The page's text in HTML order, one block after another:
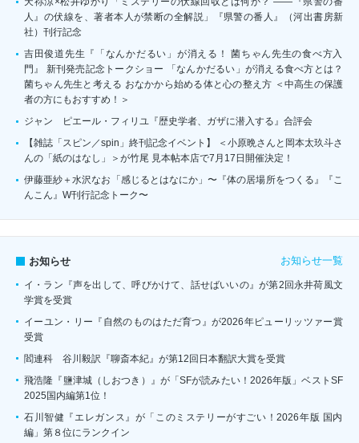
人』の伏線を、著者本人が禁断の全解説」『県警の番人』（河出書房新
社）刊行記念
吉田俊道先生『「なんかだるい」が消える！ 菌ちゃん先生の食べ方入
門』 新刊発売記念トークショー 「なんかだるい」が消える食べ方とは？
菌ちゃん先生と考える おなかから始める体と心の整え方 ＜中高生の保護
者の方にもおすすめ！＞
ジャン゠ピエール・フィリユ『歴史学者、ガザに潜入する』合評会
【雑誌「スピン／spin」終刊記念イベント】 ＜小原晩さんと岡本太玖斗さ
んの「紙のはなし」＞が竹尾 見本帖本店で7月17日開催決定！
伊藤亜紗＋水沢なお「感じるとはなにか」〜『体の居場所をつくる』『こ
んこん』W刊行記念トーク〜
お知らせ お知らせ一覧
イ・ラン『声を出して、呼びかけて、話せばいいの』が第2回永井荷風文
学賞を受賞
イーユン・リー『自然のものはただ育つ』が2026年ピューリッツァー賞
受賞
閻連科 谷川毅訳『聊斎本紀』が第12回日本翻訳大賞を受賞
飛浩隆『鹽津城（しおつき）』が「SFが読みたい！2026年版」ベストSF
2025国内編第1位！
石川智健『エレガンス』が「このミステリーがすごい！2026年版 国内
編」第８位にランクイン